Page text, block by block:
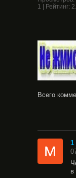
1
Рейтинг:
Всего
1
в